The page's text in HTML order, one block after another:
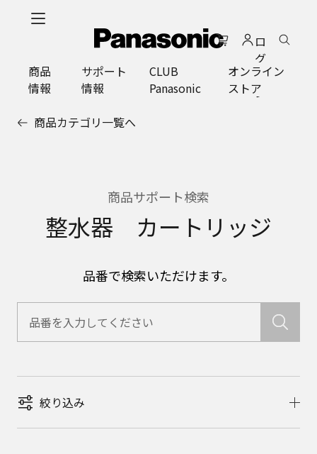
ロ
グ
イ
ン
商品
情報
サポート
情報
CLUB
Panasonic
オンライン
ストア
商品カテゴリ一覧へ
商品サポート検索
整水器 カートリッジ
品番で検索いただけます。
絞り込み